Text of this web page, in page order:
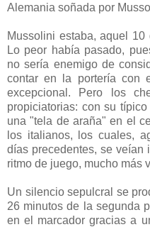
Alemania soñada por
Mussolini estaba, aquel
Lo peor había pasado,
no sería enemigo de
contar en la portería con
excepcional. Pero los
propiciatorias: con su
una "tela de araña" en el
los italianos, los cuales,
días precedentes, se veían
ritmo de juego, mucho más
Un silencio sepulcral se
26 minutos de la segunda
en el marcador gracias a